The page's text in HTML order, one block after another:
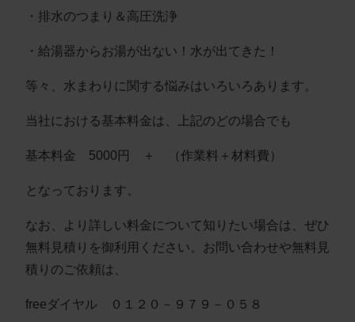
・排水のつまり＆高圧洗浄
・給湯器からお湯が出ない！水が出てきた！
等々、水まわりに関する悩みはいろいろあります。
当社における基本料金は、上記のどの場合でも
基本料金 5000円 ＋ （作業料＋材料費）
となっております。
なお、より詳しい料金について知りたい場合は、ぜひ
無料見積りを御利用ください。お問い合わせや無料見
積りのご依頼は、
freeダイヤル ０１２０－９７９－０５８